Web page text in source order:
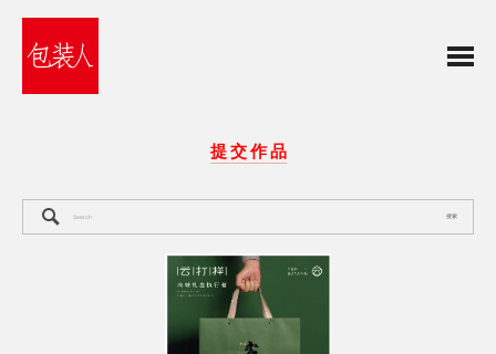
提 交 作 品
搜索